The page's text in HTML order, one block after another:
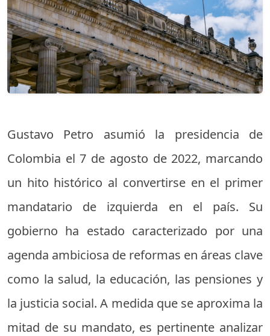
Gustavo Petro asumió la presidencia de
Colombia el 7 de agosto de 2022, marcando
un hito histórico al convertirse en el primer
mandatario de izquierda en el país. Su
gobierno ha estado caracterizado por una
agenda ambiciosa de reformas en áreas clave
como la salud, la educación, las pensiones y
la justicia social. A medida que se aproxima la
mitad de su mandato, es pertinente analizar